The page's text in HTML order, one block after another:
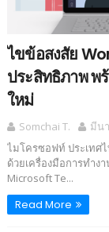
ไขข้อสงสัย
ประสิทธิภาพ พ
ใหม่
Somchai T.
มีน
ไมโครซอฟท์ ประเทศ
ด้วยเครื่องมือการทำ
Microsoft Te...
Read More